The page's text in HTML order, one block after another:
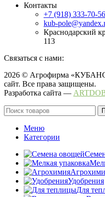
Контакты
+7 (918) 333-70-56
kub-
Краснодарский
113
Связаться с нами:
2026 © Агрофирма
сайт. Все права защищены.
Разработка сайта —
Меню
Категории
Удобрения
Для